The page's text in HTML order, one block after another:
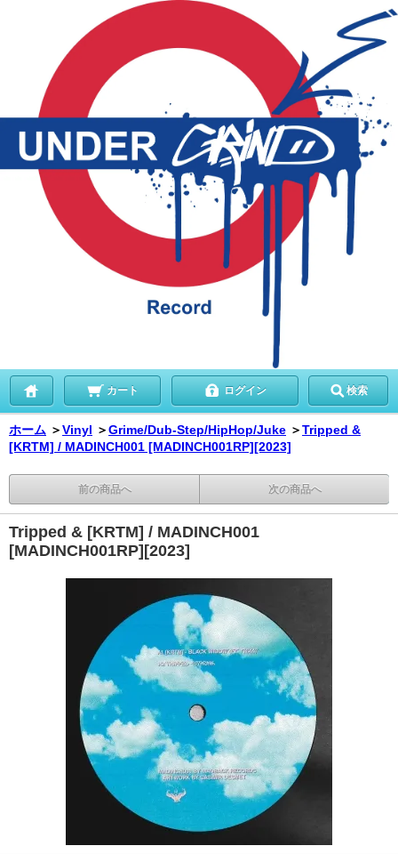
カート ログイン 検索
ホーム ＞Vinyl ＞Grime/Dub-Step/HipHop/Juke ＞Tripped &
[KRTM] / MADINCH001 [MADINCH001RP][2023]
前の商品へ 次の商品へ
Tripped & [KRTM] / MADINCH001
[MADINCH001RP][2023]